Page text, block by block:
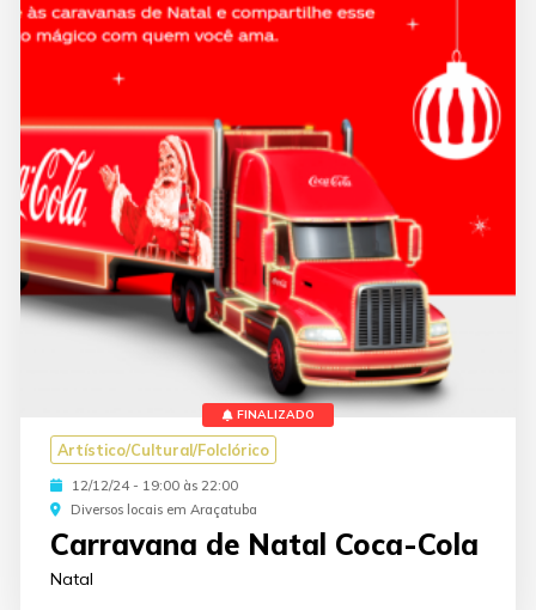
Artístico/Cultural/Folclórico
FINALIZADO
12/12/24 - 19:00 às 22:00
Diversos locais em Araçatuba
Carravana de Natal Coca-Cola
Natal